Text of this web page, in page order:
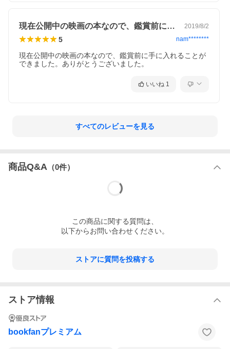
現在公開中の映画の本なので、鑑賞前に手… 2019/8/2
5 nam********
現在公開中の映画の本なので、鑑賞前に手に入れることが
できました。ありがとうございました。
いいね 1
すべてのレビューを見る
商品Q&A （0件）
この商品に関する質問は、
以下からお問い合わせください。
ストアに質問を投稿する
ストア情報
bookfanプレミアム